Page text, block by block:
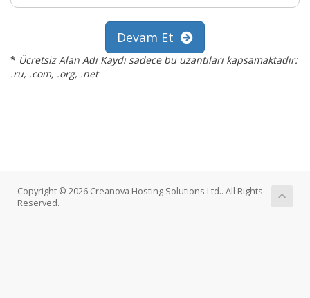
Devam Et
* Ücretsiz Alan Adı Kaydı sadece bu uzantıları kapsamaktadır:
.ru, .com, .org, .net
Copyright © 2026 Creanova Hosting Solutions Ltd.. All Rights
Reserved.